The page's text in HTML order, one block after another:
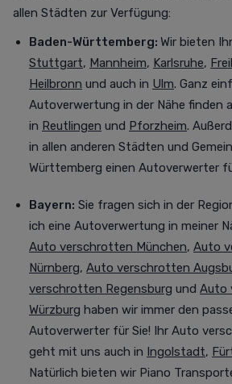
allen Städten zur Verfügung:
Baden-Württemberg: Wir bieten
Stuttgart, Mannheim, Karlsruhe,
Heilbronn und auch in Ulm. Ganz
Autoverwertung in der Nähe finden
in Reutlingen und Pforzheim.
in allen anderen Städten und
Württemberg einen Autoverwerter
Bayern: Sie fragen sich in der
ich eine Autoverwertung in meiner
Auto verschrotten München, Auto
Nürnberg, Auto verschrotten
verschrotten Regensburg und Auto
Würzburg haben wir immer den
Autoverwerter für Sie! Ihr Auto
geht mit uns auch in Ingolstadt,
Natürlich bieten wir Piano